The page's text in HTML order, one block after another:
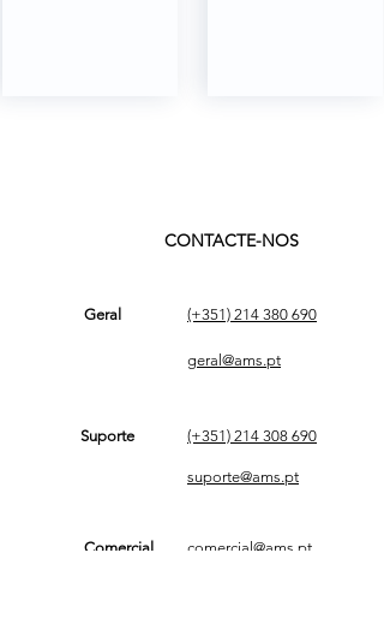
CONTACTE-NOS
Geral (+351) 214 380 690
geral@ams.pt
Suporte (+351) 214 308 690
suporte@ams.pt
Comercial comercial@ams.pt